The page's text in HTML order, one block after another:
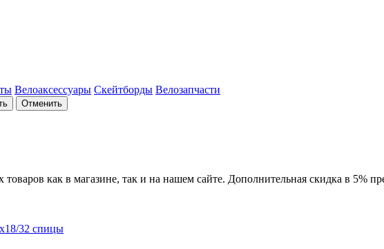
Велоаксессуары Скейтборды Велозапчасти
Отменить
как в магазине, так и на нашем сайте. Дополнительная скидка в 5%
32 спицы